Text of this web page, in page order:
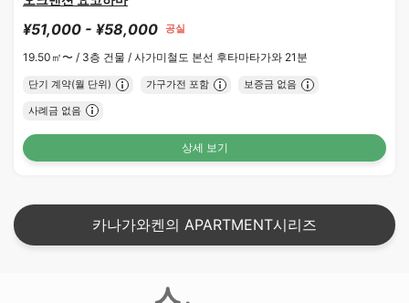
¥51,000 - ¥58,000 공실
19.50㎡〜 / 3층 건물 / 사가미철도 본선 후타마타가와 21분
단기 계약(월 단위) 가구가전 포함 보증금 없음
사례금 없음
상세 보기
카나가와켄의 APARTMENT시리즈